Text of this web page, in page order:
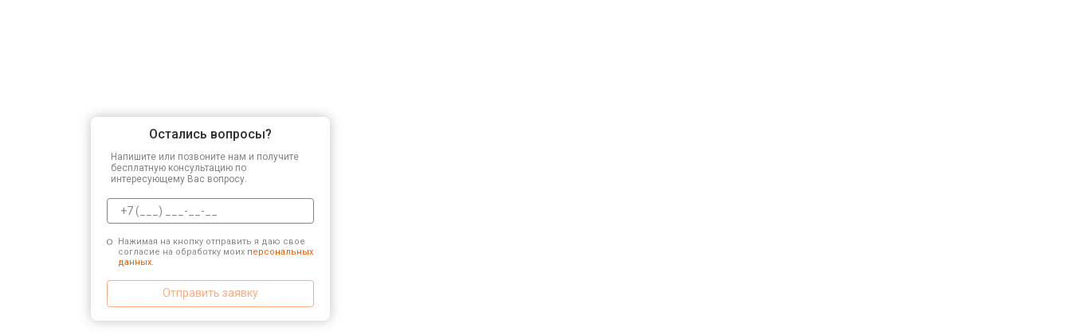
Остались вопросы?
Напишите или позвоните нам и получите
бесплатную консультацию по
интересующему Вас вопросу.
Нажимая на кнопку отправить я даю свое
согласие на обработку моих персональных
данных.
Отправить заявку